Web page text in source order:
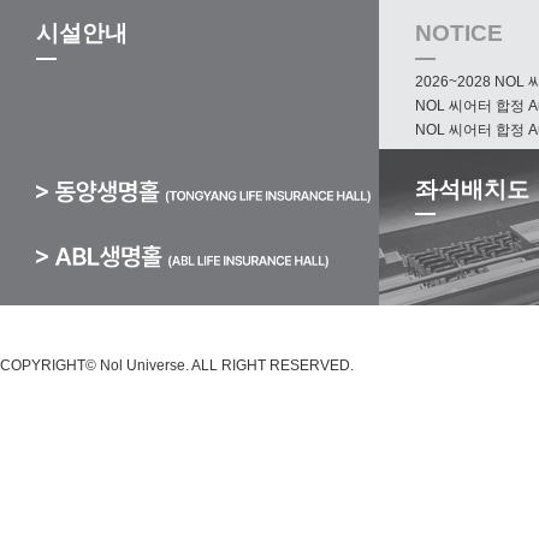
시설안내 NOTICE
2026~2028 NOL
NOL 씨어터 합정
NOL 씨어터 합정
좌석배치도
COPYRIGHT© Nol Universe. ALL RIGHT RESERVED.